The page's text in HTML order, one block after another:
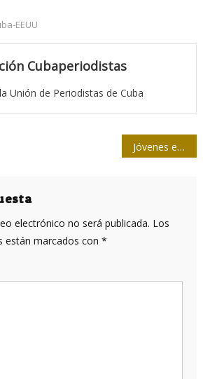
EEUU
Cubaperiodistas
Unión de Periodistas de Cuba
Jóvenes en el lente, fotografía participativa
electrónico no será publicada. Los
están marcados con *